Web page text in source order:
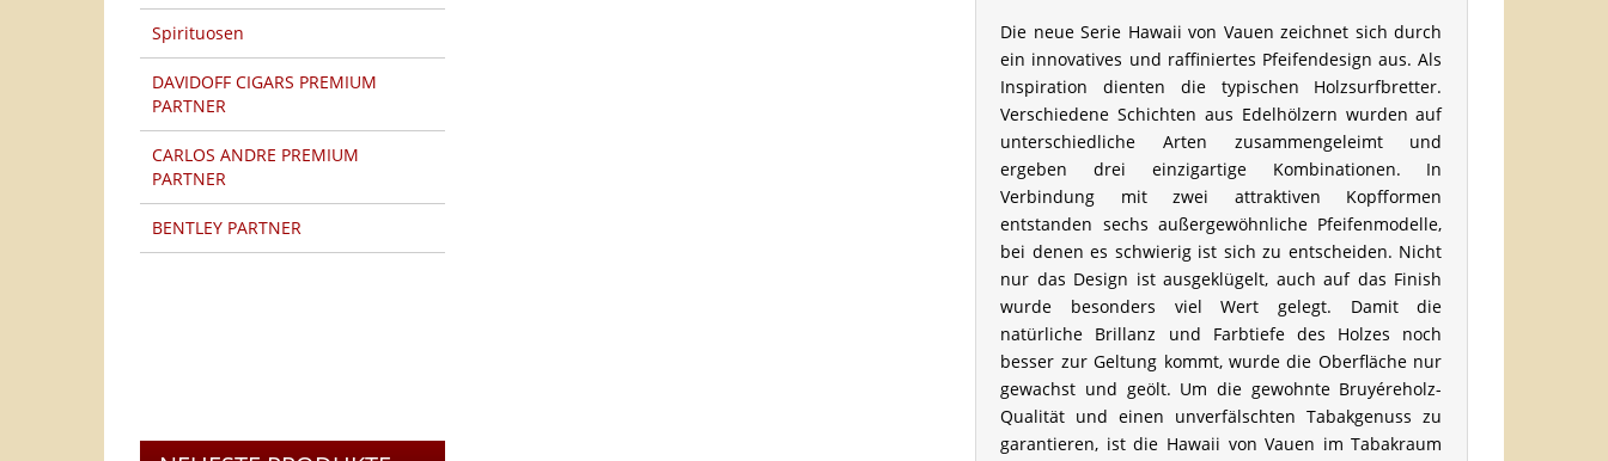
Spirituosen
DAVIDOFF CIGARS PREMIUM
PARTNER
CARLOS ANDRE PREMIUM
PARTNER
BENTLEY PARTNER
Die neue Serie Hawaii von Vauen zeichnet sich durch
ein innovatives und raffiniertes Pfeifendesign aus. Als
Inspiration dienten die typischen Holzsurfbretter.
Verschiedene Schichten aus Edelhölzern wurden auf
unterschiedliche Arten zusammengeleimt und
ergeben drei einzigartige Kombinationen. In
Verbindung mit zwei attraktiven Kopfformen
entstanden sechs außergewöhnliche Pfeifenmodelle,
bei denen es schwierig ist sich zu entscheiden. Nicht
nur das Design ist ausgeklügelt, auch auf das Finish
wurde besonders viel Wert gelegt. Damit die
natürliche Brillanz und Farbtiefe des Holzes noch
besser zur Geltung kommt, wurde die Oberfläche nur
gewachst und geölt. Um die gewohnte Bruyéreholz-
Qualität und einen unverfälschten Tabakgenuss zu
garantieren, ist die Hawaii von Vauen im Tabakraum